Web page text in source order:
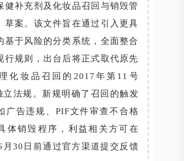
健补充剂及化妆品召回与销毁管
草案。该文件旨在通过引入更具
基于风险的分类系统，全面整合
行规则，出台后将正式取代原先
化妆品召回的2017年第11号
立法规。新规明确了召回的触发
广告违规、PIF文件审查不合格
体销毁程序，利益相关方可在
月30日前通过官方渠道提交反馈